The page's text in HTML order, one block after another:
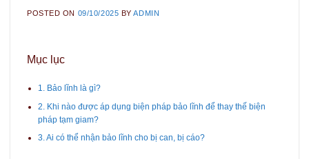
POSTED ON 09/10/2025 BYADMIN
Mục lục
1. Bảo lĩnh là gì?
2. Khi nào được áp dụng biện pháp bảo lĩnh để thay thế biện
pháp tạm giam?
3. Ai có thể nhận bảo lĩnh cho bị can, bị cáo?